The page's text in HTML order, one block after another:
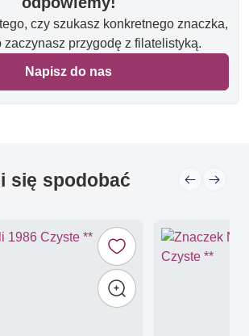
czy szukasz konkretnego znaczka,
zaczynasz przygodę z filatelistyką.
Napisz do nas
się spodobać